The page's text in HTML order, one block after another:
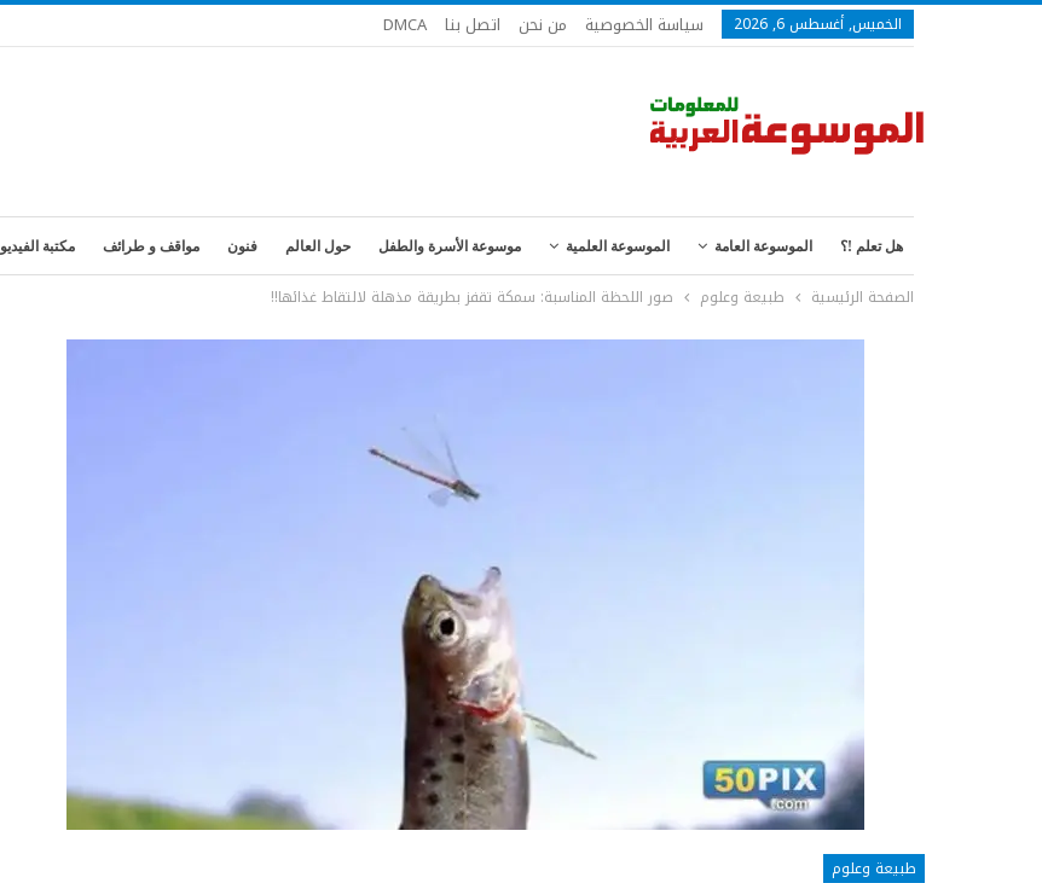
الخميس, أغسطس 6, 2026 سياسة الخصوصية من نحن اتصل بنا DMCA
هل تعلم !؟ الموسوعة العامة الموسوعة العلمية موسوعة الأسرة والطفل حول العالم فنون مواقف و طرائف مكتبة الفيديو
الصفحة الرئيسية طبيعة وعلوم صور اللحظة المناسبة: سمكة تقفز بطريقة مذهلة لالتقاط غذائها!!
طبيعة وعلوم